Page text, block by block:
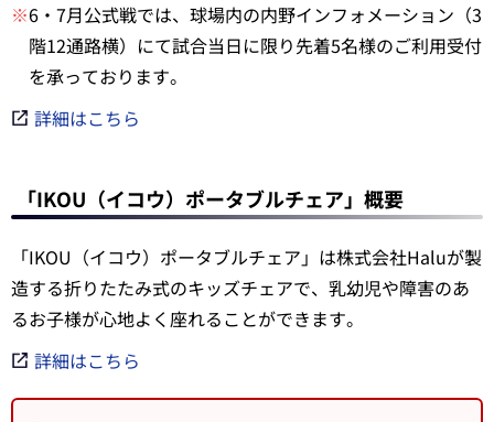
※6・7月公式戦では、球場内の内野インフォメーション（3
階12通路横）にて試合当日に限り先着5名様のご利用受付
を承っております。
詳細はこちら
「IKOU（イコウ）ポータブルチェア」概要
「IKOU（イコウ）ポータブルチェア」は株式会社Haluが製
造する折りたたみ式のキッズチェアで、乳幼児や障害のあ
るお子様が心地よく座れることができます。
詳細はこちら